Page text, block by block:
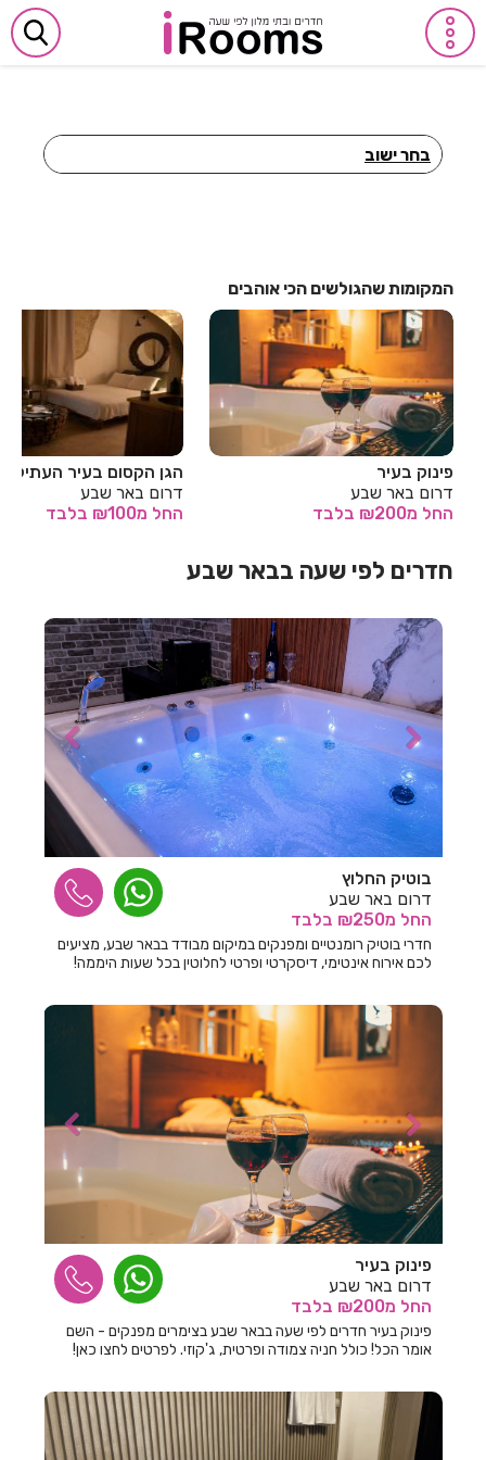
בחר ישוב
חדרים לפי שעה באבן מנחם
חדרים לפי שעה באומן
חדרים לפי שעה באומץ
חדרים לפי שעה באופקים
חדרים לפי שעה באור יהודה
חדרים לפי שעה באור עקיבא
חדרים לפי שעה באחיהוד
חדרים לפי שעה באחיטוב
חדרים לפי שעה באלישמע
חדרים לפי שעה באלקוש
חדרים לפי שעה באמירים
חדרים לפי שעה באניעם
חדרים לפי שעה באריאל
חדרים לפי שעה באשבול
חדרים לפי שעה באשדוד
חדרים לפי שעה באשקלון
חדרים לפי שעה בבאר שבע
חדרים לפי שעה בבוסתן הגליל
חדרים לפי שעה בבורגתה
חדרים לפי שעה בבית אלעזרי
חדרים לפי שעה בבית אלפא
חדרים לפי שעה בבית ג'אן
חדרים לפי שעה בבית דגן
חדרים לפי שעה בבית הלל
חדרים לפי שעה בבית חרות
חדרים לפי שעה בבית יהושע
חדרים לפי שעה בבית ינאי
המקומות שהגולשים הכי אוהבים
פינוק בעיר
דרום באר שבע
החל מ₪200 בלבד
הגן הקסום בעיר העתיקה
דרום באר שבע
החל מ₪100 בלבד
חדרים לפי שעה בבאר שבע
בוטיק החלוץ
דרום באר שבע
החל מ₪250 בלבד
חדרי בוטיק רומנטיים ומפנקים במיקום מבודד בבאר שבע, מציעים
לכם אירוח אינטימי, דיסקרטי ופרטי לחלוטין בכל שעות היממה!
פינוק בעיר
דרום באר שבע
החל מ₪200 בלבד
פינוק בעיר חדרים לפי שעה בבאר שבע בצימרים מפנקים - השם
אומר הכל! כולל חניה צמודה ופרטית, ג'קוזי. לפרטים לחצו כאן!